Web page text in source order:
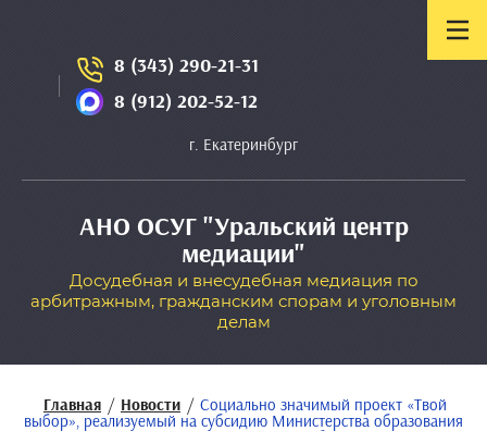
8 (343) 290-21-31
8 (912) 202-52-12
г. Екатеринбург
АНО ОСУГ "Уральский центр
медиации"
Досудебная и внесудебная медиация по
арбитражным, гражданским спорам и уголовным
делам
Главная / Новости / Социально значимый проект «Твой
выбор», реализуемый на субсидию Министерства образования